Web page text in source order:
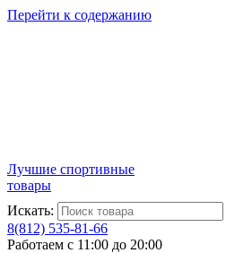
Перейти к содержанию
Лучшие спортивные
товары
Искать:
8(812) 535-81-66
Работаем с 11:00 до 20:00